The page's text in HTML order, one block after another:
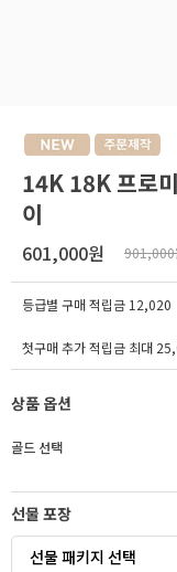
14K 18K 프로
이
601,000원 901,000
등급별 구매 적립금 12,020
첫구매 추가 적립금 최대
상품 옵션
골드 선택
선물 포장
선물 패키지 선택